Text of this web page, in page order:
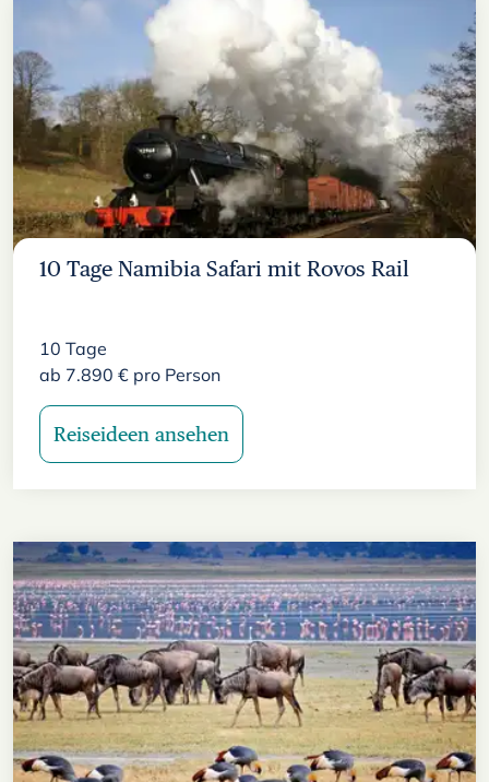
10 Tage Namibia Safari mit Rovos Rail
10 Tage
ab 7.890 € pro Person
Reiseideen ansehen